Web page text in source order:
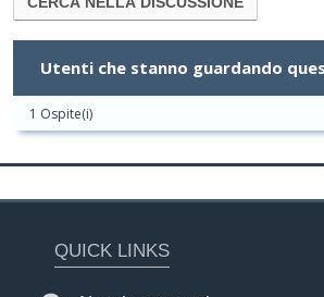
Utenti che stanno guardando
1 Ospite(i)
QUICK LINKS